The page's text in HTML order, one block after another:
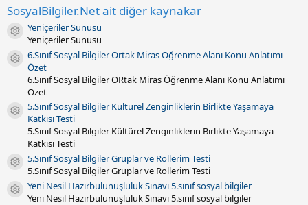
l
d
ı
z
(
l
r
SosyalBilgiler.Net ait diğer kaynakar
Kaynak ikonu
Yeniçeriler Sunusu
Yeniçeriler Sunusu
Kaynak ikonu
6.Sınıf Sosyal Bilgiler Ortak Miras Öğrenme Alanı Konu Anlatımı
Özet
6.Sınıf Sosyal Bilgiler ORtak Miras Öğrenme Alanı Konu Anlatımı
Özet
Kaynak ikonu
5.Sınıf Sosyal Bilgiler Kültürel Zenginliklerin Birlikte Yaşamaya
Katkısı Testi
5.Sınıf Sosyal Bilgiler Kültürel Zenginliklerin Birlikte Yaşamaya
Katkısı Testi
Kaynak ikonu
5.Sınıf Sosyal Bilgiler Gruplar ve Rollerim Testi
5.Sınıf Sosyal Bilgiler Gruplar ve Rollerim Testi
Kaynak ikonu
Yeni Nesil Hazırbulunuşluluk Sınavı 5.sınıf sosyal bilgiler
Yeni Nesil Hazırbulunuşluluk Sınavı 5.sınıf sosyal bilgiler